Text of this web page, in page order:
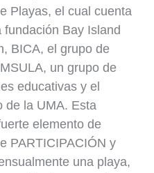
Playas, el cual cuenta
Bay Island
BICA, el grupo de
un grupo de
educativas y el
de la UMA. Esta
elemento de
PARTICIPACIÓN y
una playa,